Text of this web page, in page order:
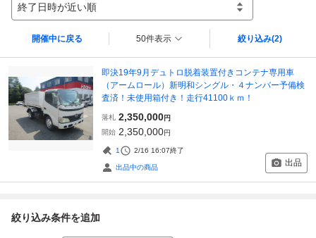
終了日時が近い順
開催中に戻る 50件表示 絞り込み(2)
即決19年9月デュトロ脱着装置付きコンテナ専用車
（アームロール）新明和シングル・４ナンバー予備検
査済！未使用箱付き！走行41100ｋｍ！
落札 2,350,000円
開始 2,350,000円
1 2/16 16:07終了
出品中の商品 出品
絞り込み条件を追加